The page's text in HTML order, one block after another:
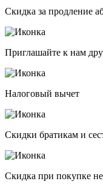
Скидка за продление
Приглашайте к нам
Налоговый вычет
Скидки братикам и
Скидка при покупке